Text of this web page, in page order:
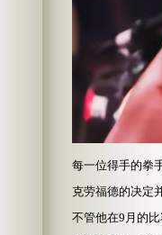
每一位得手的拳
克劳福德的决定
不管他在9月的